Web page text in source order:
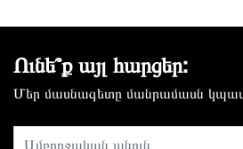
Ունե՞ք այլ հարցեր:
Մեր մասնագետը մանրամասն